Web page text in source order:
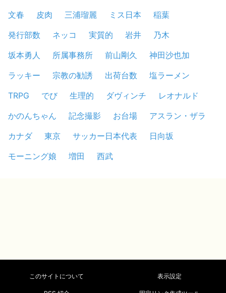
文春
皮肉 三浦瑠麗 ミス日本
稲葉
発行部数
ネッコ 実質的 岩井
乃木
坂本勇人
所属事務所 前山剛久
神田沙也加
ラッキー
宗教の勧誘 出荷台数
塩ラーメン
TRPG
でび 生理的 ダヴィンチ
レオナルド
かのんちゃん
記念撮影 お台場
アスラン・ザラ
カナダ
東京 サッカー日本代表
日向坂
モーニング娘
増田 西武
このサイトについて 表示設定